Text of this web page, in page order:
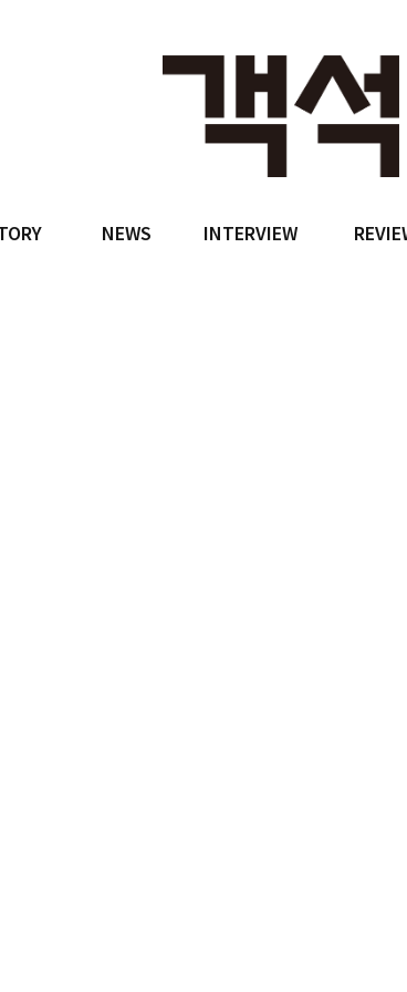
NEWS INTERVIEW